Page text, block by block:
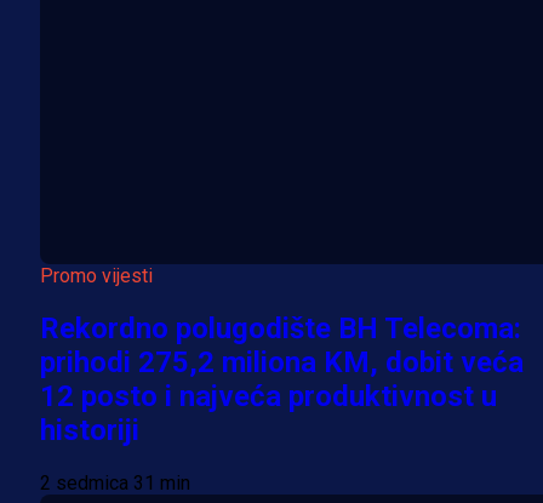
Promo vijesti
Rekordno polugodište BH Telecoma:
prihodi 275,2 miliona KM, dobit veća
12 posto i najveća produktivnost u
historiji
2 sedmica 31 min